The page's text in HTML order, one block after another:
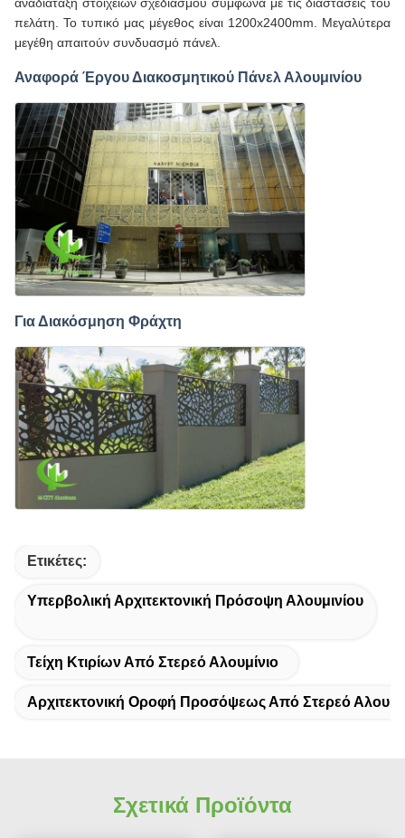
πελάτη. Το τυπικό μας μέγεθος είναι 1200x2400mm. Μεγαλύτερα
μεγέθη απαιτούν συνδυασμό πάνελ.
Αναφορά Έργου Διακοσμητικού Πάνελ Αλουμινίου
Για Διακόσμηση Φράχτη
Ετικέτες:
Υπερβολική Αρχιτεκτονική Πρόσοψη Αλουμινίου
Τείχη Κτιρίων Από Στερεό Αλουμίνιο
Αρχιτεκτονική Οροφή Προσόψεως Από Στερεό
Σχετικά Προϊόντα